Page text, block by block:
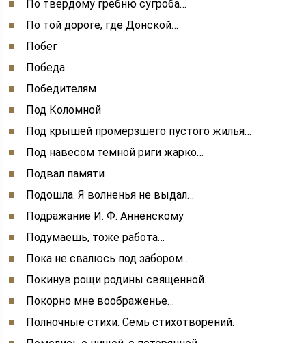
По твердому гребню сугроба…
По той дороге, где Донской…
Побег
Победа
Победителям
Под Коломной
Под крышей промерзшего пустого жилья…
Под навесом темной риги жарко…
Подвал памяти
Подошла. Я волненья не выдал…
Подражание И. Ф. Анненскому
Подумаешь, тоже работа…
Пока не свалюсь под забором…
Покинув рощи родины священной…
Покорно мне воображенье…
Полночные стихи. Семь стихотворений.